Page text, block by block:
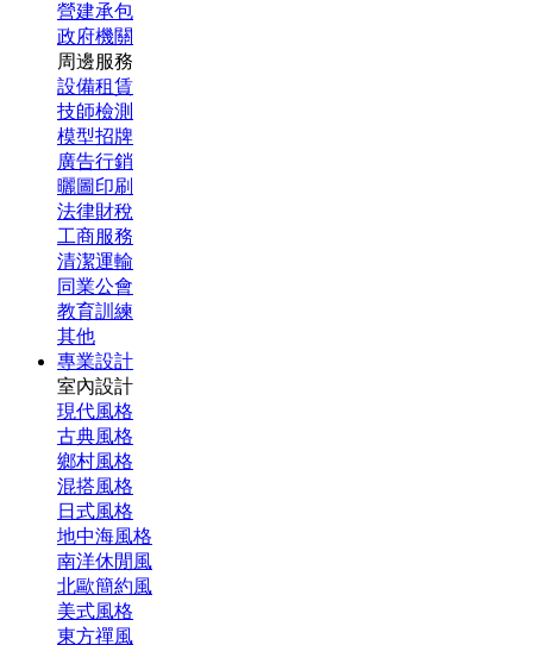
營建承包
政府機關
周邊服務
設備租賃
技師檢測
模型招牌
廣告行銷
曬圖印刷
法律財稅
工商服務
清潔運輸
同業公會
教育訓練
其他
專業設計
室內設計
現代風格
古典風格
鄉村風格
混搭風格
日式風格
地中海風格
南洋休閒風
北歐簡約風
美式風格
東方禪風